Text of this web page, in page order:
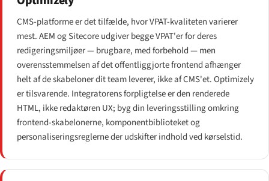
CMS-platforme er det tilfælde, hvor VPAT-kvaliteten varierer
mest. AEM og Sitecore udgiver begge VPAT'er for deres
redigeringsmiljøer — brugbare, med forbehold — men
overensstemmelsen af det offentliggjorte frontend afhænger
helt af de skabeloner dit team leverer, ikke af CMS'et. Optimizely
er tilsvarende. Integratorens forpligtelse er den renderede
HTML, ikke redaktøren UX; byg din leveringsstilling omkring
frontend-skabelonerne, komponentbiblioteket og
personaliseringsreglerne der udskifter indhold ved kørselstid.